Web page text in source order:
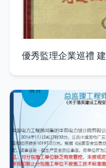
優秀監理企業巡禮